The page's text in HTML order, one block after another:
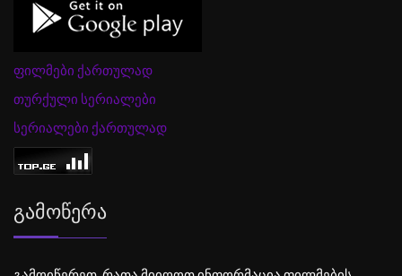
ფილმები ქართულად
თურქული სერიალები
სერიალები ქართულად
Გამოწერა